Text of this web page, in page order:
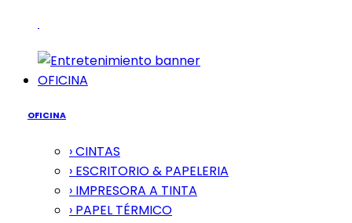
OFICINA
OFICINA
› CINTAS
› ESCRITORIO & PAPELERIA
› IMPRESORA A TINTA
› PAPEL TÉRMICO